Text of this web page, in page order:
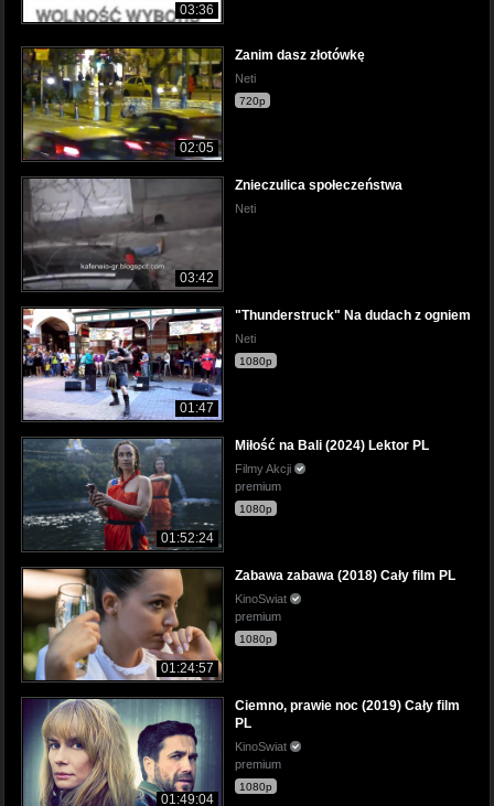
03:36
02:05
Zanim dasz złotówkę
Neti
720p
03:42
Znieczulica społeczeństwa
Neti
01:47
"Thunderstruck" Na dudach z ogniem
Neti
1080p
01:52:24
Miłość na Bali (2024) Lektor PL
Filmy Akcji
premium
1080p
01:24:57
Zabawa zabawa (2018) Cały film PL
KinoSwiat
premium
1080p
01:49:04
Ciemno, prawie noc (2019) Cały film
PL
KinoSwiat
premium
1080p